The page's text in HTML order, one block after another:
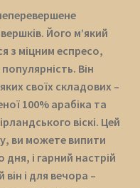
Його м’який
з міцним еспресо,
Він
своїх складових –
100% арабіка та
віскі. Цей
ви можете випити
і гарний настрій
і для вечора –